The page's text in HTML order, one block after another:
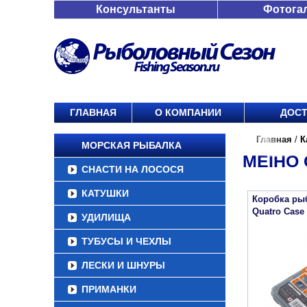
Консультанты
ГЛАВНАЯ О КОМПАНИИ
МОРСКАЯ РЫБАЛКА
СНАСТИ НА ЛОСОСЯ
КАТУШКИ
УДИЛИЩА
ТУБУСЫ И ЧЕХЛЫ
ЛЕСКИ И ШНУРЫ
ПРИМАНКИ
Главная /
MEIHO
Коробка
Quatro